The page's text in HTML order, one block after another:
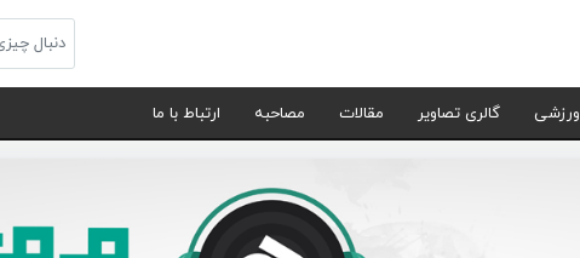
ورزشی گالری تصاویر مقالات مصاحبه ارتباط با ما